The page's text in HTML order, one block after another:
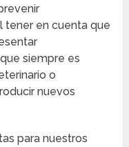
tener en cuenta que
siempre es
o
nuevos
para nuestros